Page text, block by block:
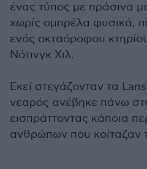
ένας τύπος με πράσινα
χωρίς ομπρέλα φυσικά,
ενός οκταόροφου
Νότινγκ Χιλ.
Εκεί στεγάζονταν τα
νεαρός ανέβηκε πάνω
εισπράττοντας κάποια
ανθρώπων που κοίταζαν